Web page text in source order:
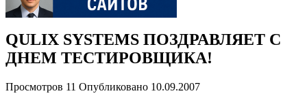
QULIX SYSTEMS ПОЗДРАВЛЯЕТ С
ДНЕМ ТЕСТИРОВЩИКА!
Просмотров 11 Опубликовано 10.09.2007